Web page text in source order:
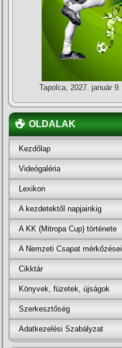
Tapolca, 2027. január 9.
OLDALAK
Kezdőlap
Videógaléria
Lexikon
A kezdetektől napjainkig
A KK (Mitropa Cup) története
A Nemzeti Csapat mérkőzései
Cikktár
Könyvek, füzetek, újságok
Szerkesztőség
Adatkezelési Szabályzat